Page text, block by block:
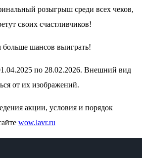
розыгрыш среди всех чеков,
своих счастливчиков!
больше шансов выиграть!
по 28.02.2026. Внешний вид
от их изображений.
акции, условия и порядок
wow.lavr.ru